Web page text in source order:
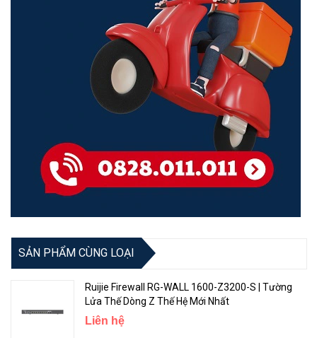
<Hotline: 0828.011.011 - (028)7300.2021 - VoHoang.vn>
SẢN PHẨM CÙNG LOẠI
Ruijie Firewall RG-WALL 1600-Z3200-S | Tường
Lửa Thế Dòng Z Thế Hệ Mới Nhất
Liên hệ